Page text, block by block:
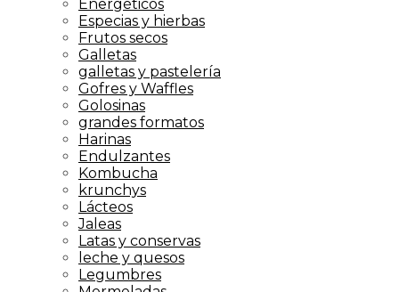
Energéticos
Especias y hierbas
Frutos secos
Galletas
galletas y pastelería
Gofres y Waffles
Golosinas
grandes formatos
Harinas
Endulzantes
Kombucha
krunchys
Lácteos
Jaleas
Latas y conservas
leche y quesos
Legumbres